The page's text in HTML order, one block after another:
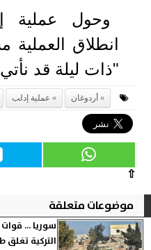
وحول عملية
انطلاق
"ذات ليلة قد
أردوغان عملية إدلب
⇧
موضوعات متعلقة
سوريا ...
التركية